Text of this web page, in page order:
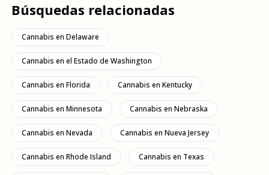
Búsquedas relacionadas
Cannabis en Delaware
Cannabis en el Estado de Washington
Cannabis en Florida Cannabis en Kentucky
Cannabis en Minnesota Cannabis en Nebraska
Cannabis en Nevada Cannabis en Nueva Jersey
Cannabis en Rhode Island Cannabis en Texas